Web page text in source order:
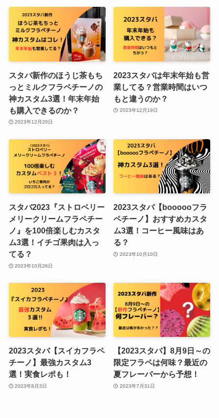
スタバ新作のほうじ茶もち
っとミルクフラペチーノの
神カスタム3選！年末年始
も購入できるのか？
2023年12月20日
2023スタバは年末年始も営
業してる？営業時間はいつ
もと違うのか？
2023年12月19日
スタバ2023『ストロベリー
メリークリームフラペチー
ノ』を100倍楽しむカスタ
ム3選！イチゴ果肉は入っ
てる？
2023年10月26日
2023スタバ【boooooフラ
ペチーノ】おすすめカスタ
ム3選！コーヒー風味はあ
る？
2023年10月10日
2023スタバ【スイカフラペ
チーノ】最強カスタム3
選！実食レポも！
2023年8月3日
【2023スタバ】8月9日～の
限定フラペは何味？最近の
夏フレーバーから予想！
2023年7月31日